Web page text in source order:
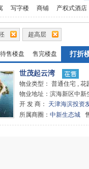
写字楼 商铺 产权式酒店
超高层
待售楼盘 售完楼盘 打折
世茂起云湾
物业类型： 普通住宅 , 花
物业地址：滨海新区中
开 发 商： 天津海滨投资
所属商圈： 中新生态城